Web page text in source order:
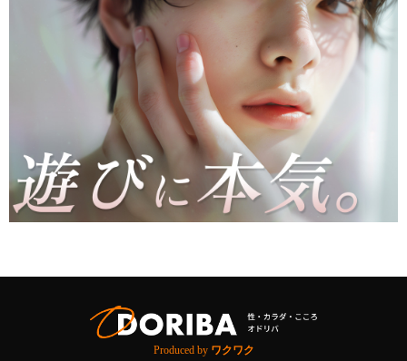
Produced by ワクワク